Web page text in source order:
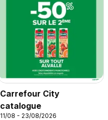
Carrefour City
catalogue
11/08 - 23/08/2026